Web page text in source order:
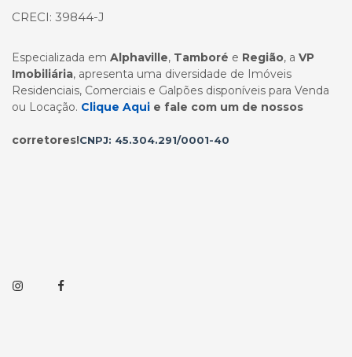
CRECI: 39844-J
Especializada em Alphaville, Tamboré e Região, a VP
Imobiliária, apresenta uma diversidade de Imóveis
Residenciais, Comerciais e Galpões disponíveis para Venda
ou Locação. Clique Aqui e fale com um de nossos
corretores!CNPJ: 45.304.291/0001-40
InstagramFacebook